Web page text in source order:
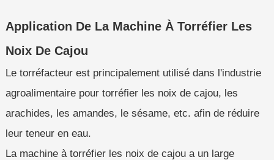
Application De La Machine À Torréfier Les
Noix De Cajou
Le torréfacteur est principalement utilisé dans l'industrie
agroalimentaire pour torréfier les noix de cajou, les
arachides, les amandes, le sésame, etc. afin de réduire
leur teneur en eau.
La machine à torréfier les noix de cajou a un large